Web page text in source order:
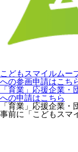
こどもスマイルムー
への参画申請はこち
「育業」応援企業・
への申請はこちら
「育業」応援企業・
事前に「こどもスマ